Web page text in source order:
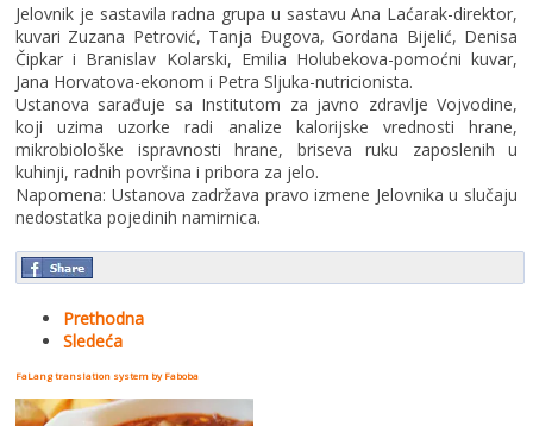
Jelovnik je sastavila radna grupa u sastavu Ana Laćarak-direktor,
kuvari Zuzana Petrović, Tanja Đugova, Gordana Bijelić, Denisa
Čipkar i Branislav Kolarski, Emilia Holubekova-pomoćni kuvar,
Jana Horvatova-ekonom i Petra Sljuka-nutricionista.
Ustanova sarađuje sa Institutom za javno zdravlje Vojvodine,
koji uzima uzorke radi analize kalorijske vrednosti hrane,
mikrobiološke ispravnosti hrane, briseva ruku zaposlenih u
kuhinji, radnih površina i pribora za jelo.
Napomena: Ustanova zadržava pravo izmene Jelovnika u slučaju
nedostatka pojedinih namirnica.
Prethodna
Sledeća
FaLang translation system by Faboba